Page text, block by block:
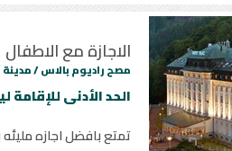
الاجازة مع الاطفال
مصح راديوم بالاس /
الحد الأدنى للإقامة
تمتع بافضل اجازه